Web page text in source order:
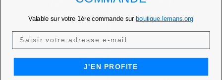
RETOURS GRATUITS SERVICE CLIENT 5 JOURS SUR 7
Valable sur votre 1ère commande sur boutique.lemans.org
J'EN PROFITE